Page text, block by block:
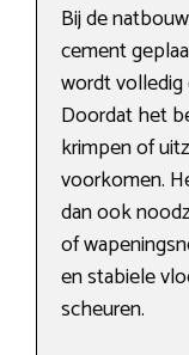
Bij de
cement
wordt
Doordat het
krimpen of
voorkomen.
dan ook
of
en stabiele
scheuren.